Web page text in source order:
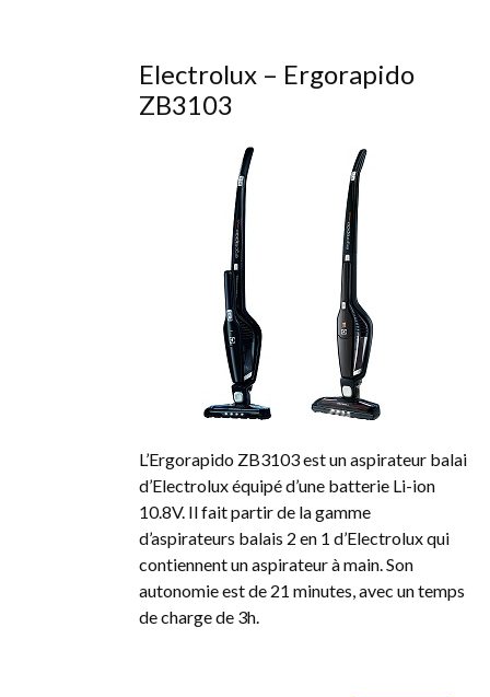
Electrolux – Ergorapido
ZB3103
L’Ergorapido ZB3103 est un aspirateur balai
d’Electrolux équipé d’une batterie Li-ion
10.8V. Il fait partir de la gamme
d’aspirateurs balais 2 en 1 d’Electrolux qui
contiennent un aspirateur à main. Son
autonomie est de 21 minutes, avec un temps
de charge de 3h.